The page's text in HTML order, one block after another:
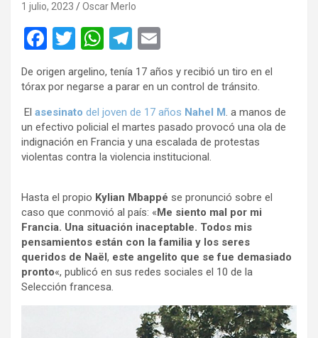
1 julio, 2023 Oscar Merlo
F
a
ce
b
o
o
T
wi
tt
er
W
h
at
s
A
p
T
el
e
gr
a
m
ail
De origen argelino, tenía 17 años y recibió un tiro en el
tórax por negarse a parar en un control de tránsito.
El asesinato del joven de 17 años Nahel M. a manos de
un efectivo policial el martes pasado provocó una ola de
indignación en Francia y una escalada de protestas
violentas contra la violencia institucional.
Hasta el propio Kylian Mbappé se pronunció sobre el
caso que conmovió al país: « Me siento mal por mi
Francia. Una situación inaceptable. Todos mis
pensamientos están con la familia y los seres
queridos de Naël , este angelito que se fue demasiado
pronto«, publicó en sus redes sociales el 10 de la
Selección francesa.